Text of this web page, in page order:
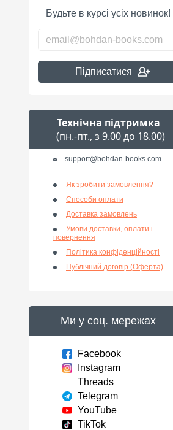
Будьте в курсі усіх новинок!
Підписатися
Технічна підтримка
(пн.-пт., з 9.00 до 18.00)
support@bohdan-books.com
Як зробити замовлення?
Способи оплати
Доставка замовлень
Умови доставки, оплати і
повернення
Політика конфіденційності
Публічний договір (Оферта)
Ми у соц. мережах
Facebook
Instagram
Threads
Telegram
YouTube
TikTok